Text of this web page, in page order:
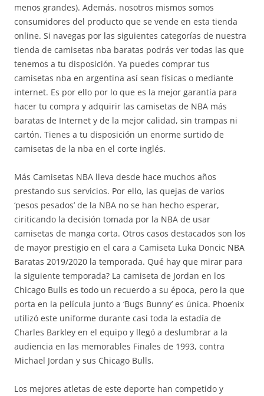
menos grandes). Además, nosotros mismos somos
consumidores del producto que se vende en esta tienda
online. Si navegas por las siguientes categorías de nuestra
tienda de camisetas nba baratas podrás ver todas las que
tenemos a tu disposición. Ya puedes comprar tus
camisetas nba en argentina así sean físicas o mediante
internet. Es por ello por lo que es la mejor garantía para
hacer tu compra y adquirir las camisetas de NBA más
baratas de Internet y de la mejor calidad, sin trampas ni
cartón. Tienes a tu disposición un enorme surtido de
camisetas de la nba en el corte inglés.
Más Camisetas NBA lleva desde hace muchos años
prestando sus servicios. Por ello, las quejas de varios
‘pesos pesados’ de la NBA no se han hecho esperar,
ciriticando la decisión tomada por la NBA de usar
camisetas de manga corta. Otros casos destacados son los
de mayor prestigio en el cara a Camiseta Luka Doncic NBA
Baratas 2019/2020 la temporada. Qué hay que mirar para
la siguiente temporada? La camiseta de Jordan en los
Chicago Bulls es todo un recuerdo a su época, pero la que
porta en la película junto a ‘Bugs Bunny’ es única. Phoenix
utilizó este uniforme durante casi toda la estadía de
Charles Barkley en el equipo y llegó a deslumbrar a la
audiencia en las memorables Finales de 1993, contra
Michael Jordan y sus Chicago Bulls.
Los mejores atletas de este deporte han competido y